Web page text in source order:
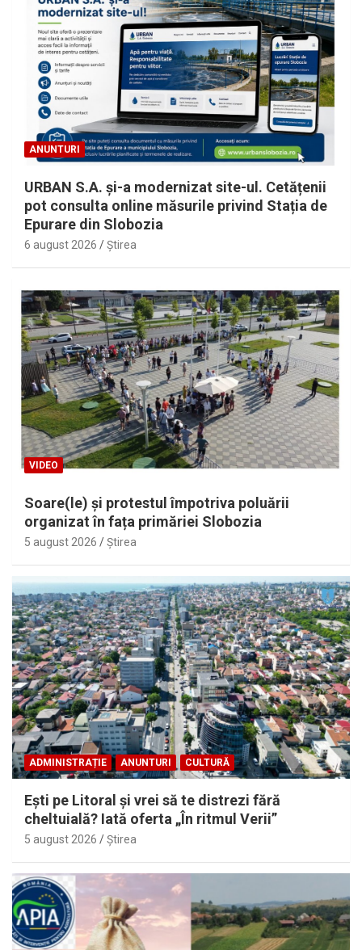
ANUNTURI
URBAN S.A. și-a modernizat site-ul. Cetățenii
pot consulta online măsurile privind Stația de
Epurare din Slobozia
6 august 2026 Ştirea
VIDEO
Soare(le) și protestul împotriva poluării
organizat în fața primăriei Slobozia
5 august 2026 Ştirea
ADMINISTRAȚIE ANUNTURI CULTURĂ
Eşti pe Litoral şi vrei să te distrezi fără
cheltuială? Iată oferta „În ritmul Verii”
5 august 2026 Ştirea